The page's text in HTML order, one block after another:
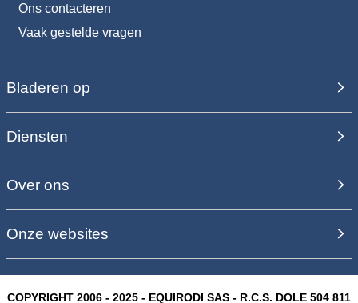
Ons contacteren
Vaak gestelde vragen
Bladeren op
Diensten
Over ons
Onze websites
COPYRIGHT 2006 - 2025 - EQUIRODI SAS - R.C.S. DOLE 504 811